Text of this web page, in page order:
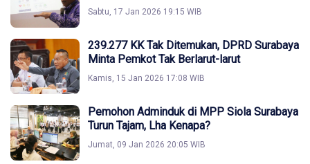
Sabtu, 17 Jan 2026 19:15 WIB
239.277 KK Tak Ditemukan, DPRD Surabaya
Minta Pemkot Tak Berlarut-larut
Kamis, 15 Jan 2026 17:08 WIB
Pemohon Adminduk di MPP Siola Surabaya
Turun Tajam, Lha Kenapa?
Jumat, 09 Jan 2026 20:05 WIB